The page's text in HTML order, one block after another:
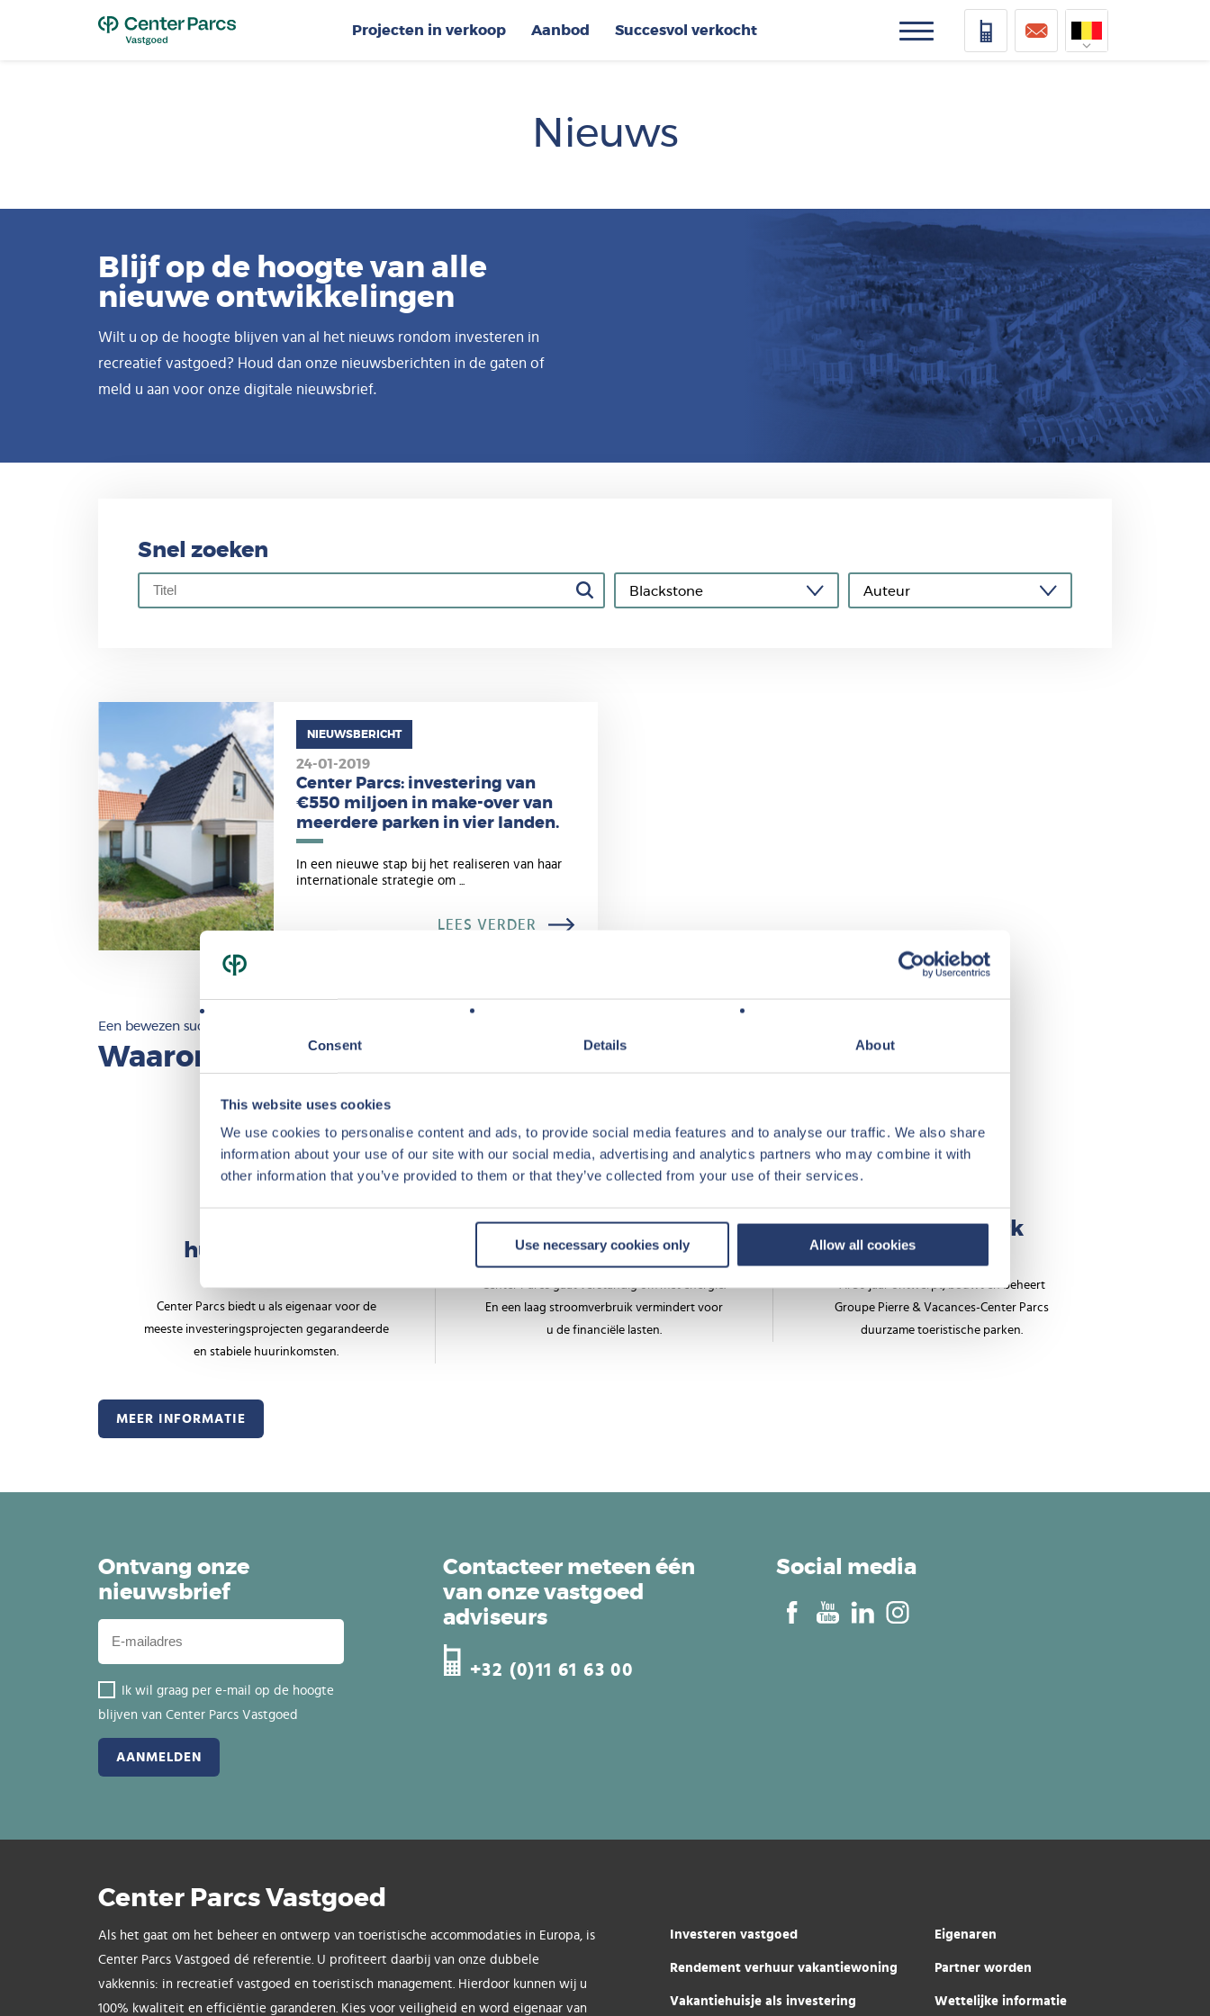
Consent Details About
This website uses cookies
We use cookies to personalise content and ads, to provide social media features and to analyse our traffic. We also share
information about your use of our site with our social media, advertising and analytics partners who may combine it with
other information that you’ve provided to them or that they’ve collected from your use of their services.
Use necessary cookies only Allow all cookies
Top
Projecten in verkoop Aanbod Succesvol verkocht
Nieuws
Blijf op de hoogte van alle
nieuwe ontwikkelingen
Wilt u op de hoogte blijven van al het nieuws rondom investeren in
recreatief vastgoed? Houd dan onze nieuwsberichten in de gaten of
meld u aan voor onze digitale nieuwsbrief.
Snel zoeken
NIEUWSBERICHT
24-01-2019
Center Parcs: investering van
€550 miljoen in make-over van
meerdere parken in vier landen.
In een nieuwe stap bij het realiseren van haar
internationale strategie om ...
LEES VERDER
Een bewezen succesformule
Waarom investeren bij Center Parcs Vastgoed?
huuropbrengst
Center Parcs biedt u als eigenaar voor de
meeste investeringsprojecten gegarandeerde
en stabiele huurinkomsten.
Duurzame investering
Center Parcs gaat verstandig om met energie.
En een laag stroomverbruik vermindert voor
u de financiële lasten.
Een sterk merk
Al 50 jaar ontwerpt, bouwt en beheert
Groupe Pierre & Vacances-Center Parcs
duurzame toeristische parken.
MEER INFORMATIE
Ontvang onze
nieuwsbrief
Ik wil graag per e-mail op de hoogte
blijven van Center Parcs Vastgoed
Contacteer meteen één
van onze vastgoed
adviseurs
+32 (0)11 61 63 00
Social media
Center Parcs Vastgoed
Als het gaat om het beheer en ontwerp van toeristische accommodaties in Europa, is
Center Parcs Vastgoed dé referentie. U profiteert daarbij van onze dubbele
vakkennis: in recreatief vastgoed en toeristisch management. Hierdoor kunnen wij u
100% kwaliteit en efficiëntie garanderen. Kies voor veiligheid en word eigenaar van
Investeren vastgoed
Rendement verhuur vakantiewoning
Vakantiehuisje als investering
Eigenaren
Partner worden
Wettelijke informatie